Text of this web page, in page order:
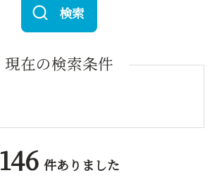
検索
現在の検索条件
146 件ありました